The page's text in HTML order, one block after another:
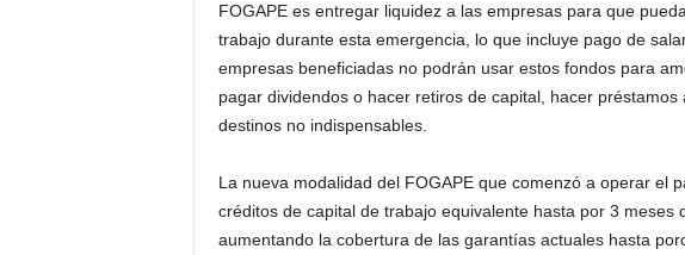
FOGAPE es entregar liquidez a las empresas para que
trabajo durante esta emergencia, lo que incluye pago de
empresas beneficiadas no podrán usar estos fondos para
pagar dividendos o hacer retiros de capital, hacer
destinos no indispensables.
La nueva modalidad del FOGAPE que comenzó a operar el
créditos de capital de trabajo equivalente hasta por 3 meses
aumentando la cobertura de las garantías actuales hasta